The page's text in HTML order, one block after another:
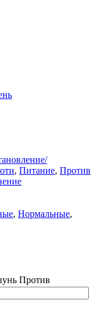
, Питание, Против
, Нормальные,
Против